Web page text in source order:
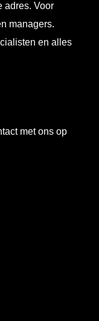
met ons op
adres. Voor
managers.
en alles